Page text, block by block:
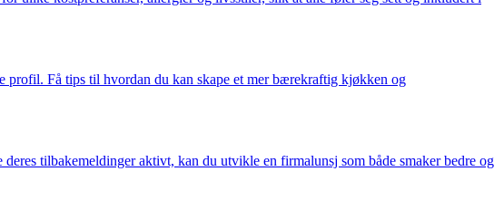
profil. Få tips til hvordan du kan skape et mer bærekraftig kjøkken og
tilbakemeldinger aktivt, kan du utvikle en firmalunsj som både smaker bedre og